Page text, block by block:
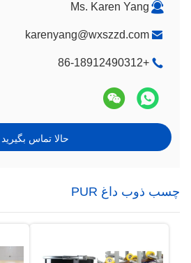
Ms. Karen Yang
karenyang@wxszzd.com
+86-18912490312
حالا تماس بگیرید
چسب ذوب داغ PUR